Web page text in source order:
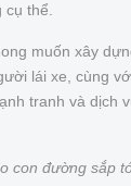
thể.
muốn xây
lái xe, cùng
tranh và dịch
con đường sắp